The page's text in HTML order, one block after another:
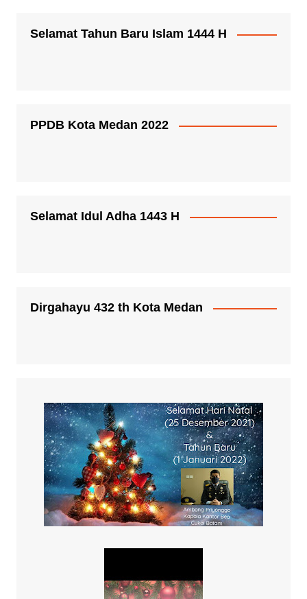
Selamat Tahun Baru Islam 1444 H
PPDB Kota Medan 2022
Selamat Idul Adha 1443 H
Dirgahayu 432 th Kota Medan